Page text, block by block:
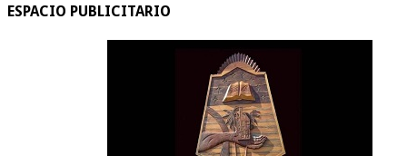
ESPACIO PUBLICITARIO